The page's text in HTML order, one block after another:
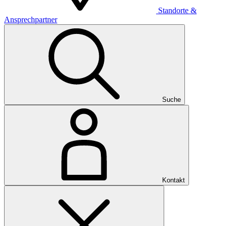
Standorte &
Ansprechpartner
Suche
Kontakt